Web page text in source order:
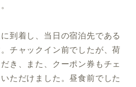
到着し、当日の宿泊先である
チャックイン前でしたが、荷
き、また、クーポン券もチェ
ただけました。昼食前でした